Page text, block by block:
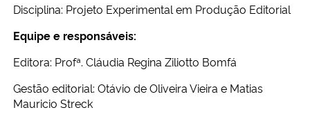
Disciplina: Projeto Experimental em Produção Editorial
Equipe e responsáveis:
Editora: Profª. Cláudia Regina Ziliotto Bomfá
Gestão editorial: Otávio de Oliveira Vieira e Matias
Mauricio Streck